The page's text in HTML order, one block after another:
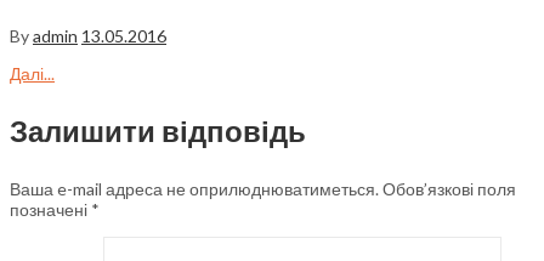
Byadmin 13.05.2016
Далі...
Залишити відповідь
Ваша e-mail адреса не оприлюднюватиметься.Обов’язкові поля
позначені *